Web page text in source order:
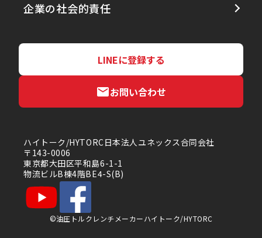
LINEに登録する
お問い合わせ
企業の社会的責任
ハイトーク/HYTORC日本法人ユネックス合同会社
〒143-0006
東京都大田区平和島6-1-1
物流ビルB棟4階BE4-S(B)
©油圧トルクレンチメーカーハイトーク/HYTORC